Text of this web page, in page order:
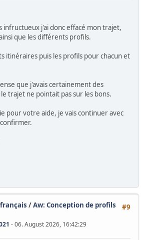
infructueux j'ai donc effacé mon trajet,
que les différents profils.
itinéraires puis les profils pour chacun et
que j'avais certainement des
trajet ne pointait pas sur les bons.
pour votre aide, je vais continuer avec
#9
/Aw: Conception de profils
- 06. August 2026, 16:42:29